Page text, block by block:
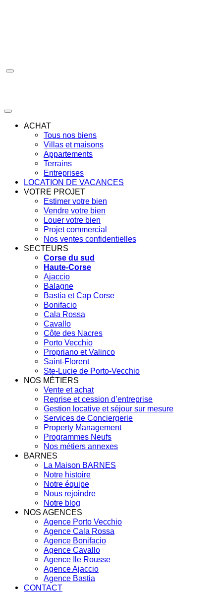
ACHAT
Tous nos biens
Villas et maisons
Appartements
Terrains
Entreprises
LOCATION DE VACANCES
VOTRE PROJET
Estimer votre bien
Vendre votre bien
Louer votre bien
Projet commercial
Nos ventes confidentielles
SECTEURS
Corse du sud
Haute-Corse
Ajaccio
Balagne
Bastia et Cap Corse
Bonifacio
Cala Rossa
Cavallo
Côte des Nacres
Porto Vecchio
Propriano et Valinco
Saint-Florent
Ste-Lucie de Porto-Vecchio
NOS MÉTIERS
Vente et achat
Reprise et cession d’entreprise
Gestion locative et séjour sur mesure
Services de Conciergerie
Property Management
Programmes Neufs
Nos métiers annexes
BARNES
La Maison BARNES
Notre histoire
Notre équipe
Nous rejoindre
Notre blog
NOS AGENCES
Agence Porto Vecchio
Agence Cala Rossa
Agence Bonifacio
Agence Cavallo
Agence Ile Rousse
Agence Ajaccio
Agence Bastia
CONTACT